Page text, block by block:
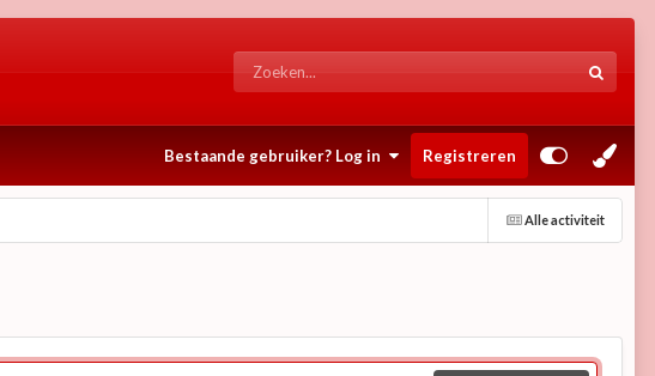
Bestaande gebruiker? Log in Registreren
Alle activiteit